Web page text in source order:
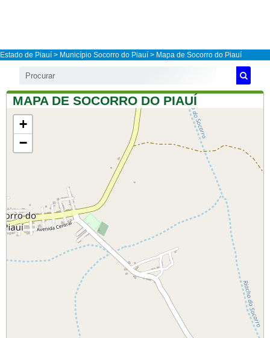
Estado de Piauí > Município Socorro do Piauí > Mapa de Socorro do Piauí
MAPA DE SOCORRO DO PIAUÍ
+
−